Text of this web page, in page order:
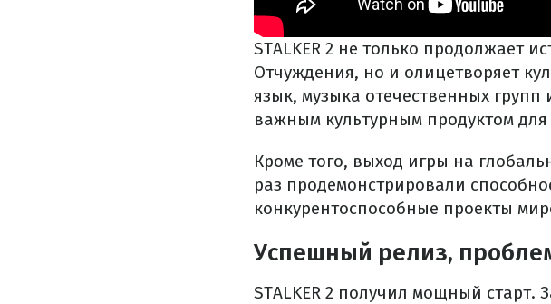
STALKER 2 не только продолжает
Отчуждения, но и олицетворяет
язык, музыка отечественных
важным культурным продуктом
Кроме того, выход игры на
раз продемонстрировали
конкурентоспособные проекты
Успешный релиз,
STALKER 2 получил мощный старт.